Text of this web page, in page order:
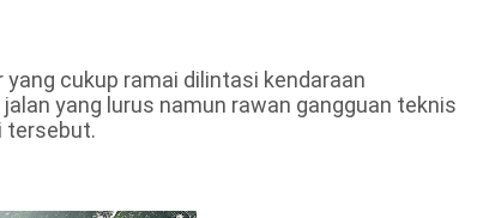
cukup ramai dilintasi kendaraan
yang lurus namun rawan gangguan teknis
tersebut.